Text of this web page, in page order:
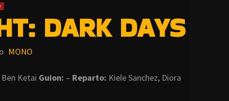
DARK DAYS
MONO
Ben Ketai Guion: – Reparto: Kiele Sanchez, Diora